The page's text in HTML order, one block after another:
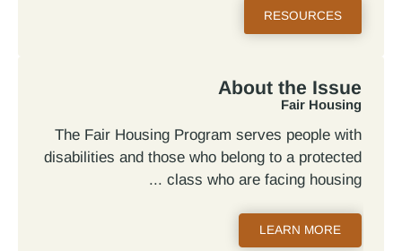
RESOURCES
About the Issue
Fair Housing
The Fair Housing Program serves people with
disabilities and those who belong to a protected
class who are facing housing
LEARN MORE